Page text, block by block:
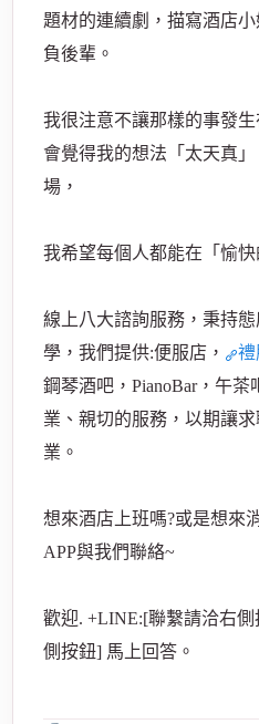
題材的連續劇，描寫酒店
負後輩。
我很注意不讓那樣的事發
會覺得我的想法「 太天真
場，
我希望每個人都能在「愉快
線上八大諮詢服務，秉持
學，我們提供:便服店，
禮
鋼琴酒吧，PianoBar，午
業、親切的服務，以期讓
業。
想來酒店上班嗎?或是想來
APP與我們聯絡~
歡迎. +LINE:[聯繫請洽右
側按鈕] 馬上回答。